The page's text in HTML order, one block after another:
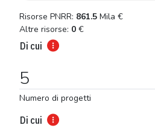
Risorse PNRR: 861.5 Mila €
Altre risorse: 0 €
Di cui
5
Numero di progetti
Di cui